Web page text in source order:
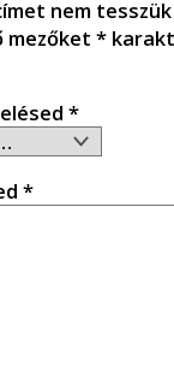
nem tesszük
mezőket *
*
*